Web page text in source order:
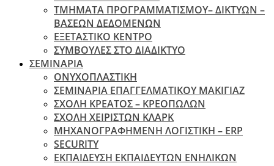
ΤΜΗΜΑΤΑ ΠΡΟΓΡΑΜΜΑΤΙΣΜΟΥ– ΔΙΚΤΥΩΝ –
ΒΑΣΕΩΝ ΔΕΔΟΜΕΝΩΝ
ΕΞΕΤΑΣΤΙΚΟ ΚΕΝΤΡΟ
ΣΥΜΒΟΥΛΕΣ ΣΤΟ ΔΙΑΔΙΚΤΥΟ
ΣΕΜΙΝΑΡΙΑ
ΟΝΥΧΟΠΛΑΣΤΙΚΗ
ΣΕΜΙΝΑΡΙΑ ΕΠΑΓΓΕΛΜΑΤΙΚΟΥ ΜΑΚΙΓΙΑΖ
ΣΧΟΛΗ ΚΡΕΑΤΟΣ – ΚΡΕΟΠΩΛΩΝ
ΣΧΟΛΗ ΧΕΙΡΙΣΤΩΝ ΚΛΑΡΚ
ΜΗΧΑΝΟΓΡΑΦΗΜΕΝΗ ΛΟΓΙΣΤΙΚΗ – ERP
SECURITY
ΕΚΠΑΙΔΕΥΣΗ ΕΚΠΑΙΔΕΥΤΩΝ ΕΝΗΛΙΚΩΝ